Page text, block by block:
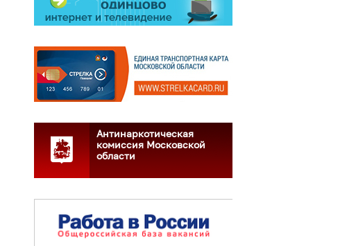
Антинаркотическая
комиссия Московской
области